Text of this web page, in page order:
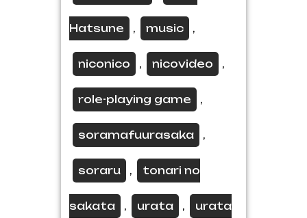
Hatsune , music ,
niconico , nicovideo ,
role-playing game ,
soramafuurasaka ,
soraru , tonari no
sakata , urata , urata